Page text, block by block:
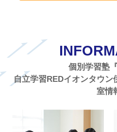
個別学習塾
自立学習REDイオンタウ
室情